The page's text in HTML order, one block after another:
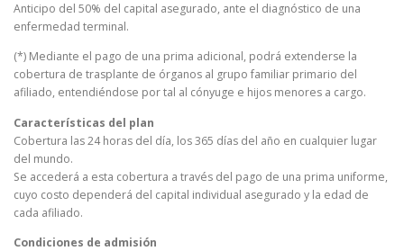
Anticipo del 50% del capital asegurado, ante el diagnóstico de una
enfermedad terminal.
(*) Mediante el pago de una prima adicional, podrá extenderse la
cobertura de trasplante de órganos al grupo familiar primario del
afiliado, entendiéndose por tal al cónyuge e hijos menores a cargo.
Características del plan
Cobertura las 24 horas del día, los 365 días del año en cualquier lugar
del mundo.
Se accederá a esta cobertura a través del pago de una prima uniforme,
cuyo costo dependerá del capital individual asegurado y la edad de
cada afiliado.
Condiciones de admisión